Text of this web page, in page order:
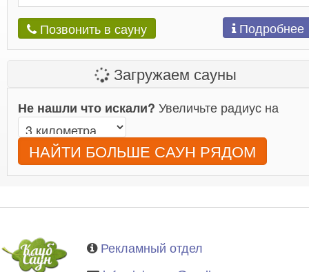
Позвонить в сауну Подробнее
Загружаем сауны
Не нашли что искали? Увеличьте радиус на
НАЙТИ БОЛЬШЕ САУН РЯДОМ
Рекламный отдел